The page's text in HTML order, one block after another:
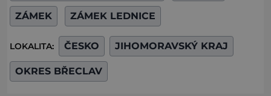
ZÁMEK ZÁMEK LEDNICE
LOKALITA: ČESKO JIHOMORAVSKÝ KRAJ
OKRES BŘECLAV